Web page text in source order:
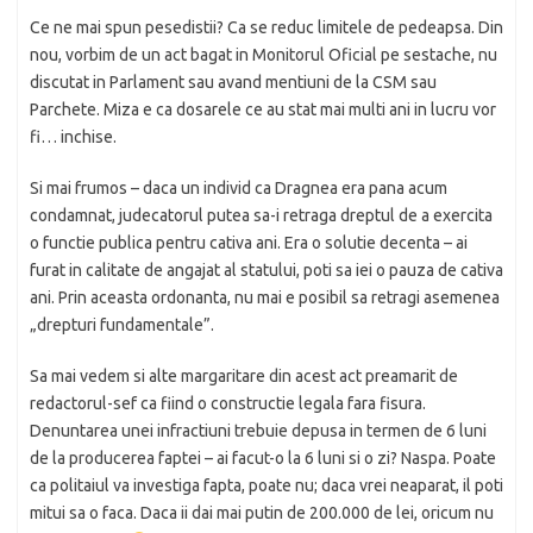
Ce ne mai spun pesedistii? Ca se reduc limitele de pedeapsa. Din
nou, vorbim de un act bagat in Monitorul Oficial pe sestache, nu
discutat in Parlament sau avand mentiuni de la CSM sau
Parchete. Miza e ca dosarele ce au stat mai multi ani in lucru vor
fi… inchise.
Si mai frumos – daca un individ ca Dragnea era pana acum
condamnat, judecatorul putea sa-i retraga dreptul de a exercita
o functie publica pentru cativa ani. Era o solutie decenta – ai
furat in calitate de angajat al statului, poti sa iei o pauza de cativa
ani. Prin aceasta ordonanta, nu mai e posibil sa retragi asemenea
„drepturi fundamentale”.
Sa mai vedem si alte margaritare din acest act preamarit de
redactorul-sef ca fiind o constructie legala fara fisura.
Denuntarea unei infractiuni trebuie depusa in termen de 6 luni
de la producerea faptei – ai facut-o la 6 luni si o zi? Naspa. Poate
ca politaiul va investiga fapta, poate nu; daca vrei neaparat, il poti
mitui sa o faca. Daca ii dai mai putin de 200.000 de lei, oricum nu